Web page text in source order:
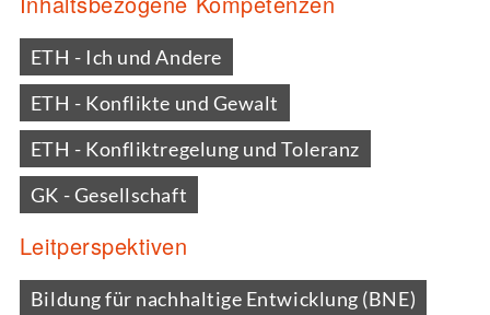
ETH - Ich und Andere
ETH - Konflikte und Gewalt
ETH - Konfliktregelung und Toleranz
GK - Gesellschaft
Leitperspektiven
Bildung für nachhaltige Entwicklung (BNE)